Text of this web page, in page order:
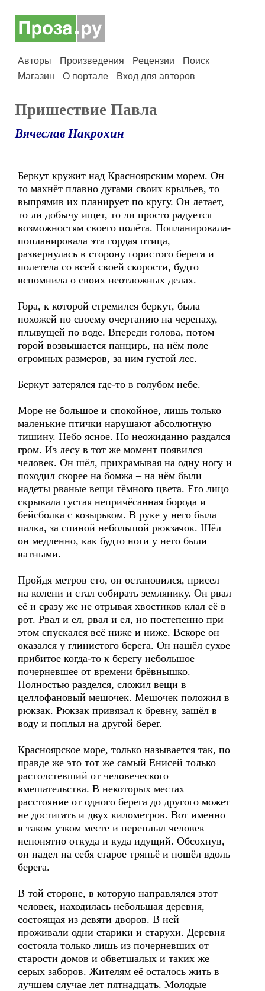
Авторы Произведения Рецензии
Поиск
Магазин
О портале Вход для авторов
Пришествие Павла
Вячеслав Накрохин
Беркут кружит над Красноярским морем. Он
то махнёт плавно дугами своих крыльев, то
выпрямив их планирует по кругу. Он летает,
то ли добычу ищет, то ли просто радуется
возможностям своего полёта. Попланировала-
попланировала эта гордая птица,
развернулась в сторону гористого берега и
полетела со всей своей скорости, будто
вспомнила о своих неотложных делах.
Гора, к которой стремился беркут, была
похожей по своему очертанию на черепаху,
плывущей по воде. Впереди голова, потом
горой возвышается панцирь, на нём поле
огромных размеров, за ним густой лес.
Беркут затерялся где-то в голубом небе.
Море не большое и спокойное, лишь только
маленькие птички нарушают абсолютную
тишину. Небо ясное. Но неожиданно раздался
гром. Из лесу в тот же момент появился
человек. Он шёл, прихрамывая на одну ногу и
походил скорее на бомжа – на нём были
надеты рваные вещи тёмного цвета. Его лицо
скрывала густая непричёсанная борода и
бейсболка с козырьком. В руке у него была
палка, за спиной небольшой рюкзачок. Шёл
он медленно, как будто ноги у него были
ватными.
Пройдя метров сто, он остановился, присел
на колени и стал собирать землянику. Он рвал
её и сразу же не отрывая хвостиков клал её в
рот. Рвал и ел, рвал и ел, но постепенно при
этом спускался всё ниже и ниже. Вскоре он
оказался у глинистого берега. Он нашёл сухое
прибитое когда-то к берегу небольшое
почерневшее от времени брёвнышко.
Полностью разделся, сложил вещи в
целлофановый мешочек. Мешочек положил в
рюкзак. Рюкзак привязал к бревну, зашёл в
воду и поплыл на другой берег.
Красноярское море, только называется так, по
правде же это тот же самый Енисей только
растолстевший от человеческого
вмешательства. В некоторых местах
расстояние от одного берега до другого может
не достигать и двух километров. Вот именно
в таком узком месте и переплыл человек
непонятно откуда и куда идущий. Обсохнув,
он надел на себя старое тряпьё и пошёл вдоль
берега.
В той стороне, в которую направлялся этот
человек, находилась небольшая деревня,
состоящая из девяти дворов. В ней
проживали одни старики и старухи. Деревня
состояла только лишь из почерневших от
старости домов и обветшалых и таких же
серых заборов. Жителям её осталось жить в
лучшем случае лет пятнадцать. Молодые